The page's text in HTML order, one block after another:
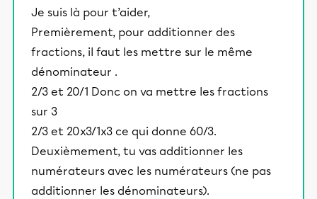
Je suis là pour t’aider,
Premièrement, pour additionner des
fractions, il faut les mettre sur le même
dénominateur .
2/3 et 20/1 Donc on va mettre les fractions
sur 3
2/3 et 20x3/1x3 ce qui donne 60/3.
Deuxièmement, tu vas additionner les
numérateurs avec les numérateurs (ne pas
additionner les dénominateurs).